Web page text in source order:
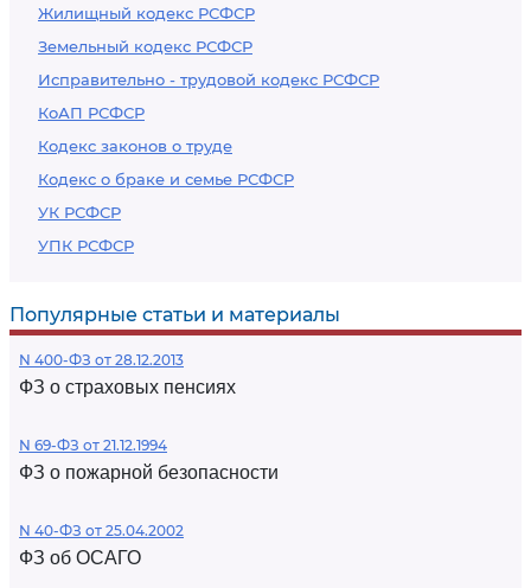
Жилищный кодекс РСФСР
Земельный кодекс РСФСР
Исправительно - трудовой кодекс РСФСР
КоАП РСФСР
Кодекс законов о труде
Кодекс о браке и семье РСФСР
УК РСФСР
УПК РСФСР
Популярные статьи и материалы
N 400-ФЗ от 28.12.2013
ФЗ о страховых пенсиях
N 69-ФЗ от 21.12.1994
ФЗ о пожарной безопасности
N 40-ФЗ от 25.04.2002
ФЗ об ОСАГО